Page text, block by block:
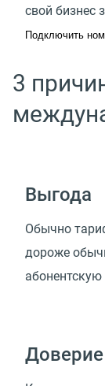
свой бизнес
Подключить
3
Выгода
Обычно
дороже
Доверие